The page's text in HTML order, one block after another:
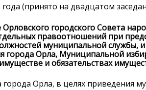
(принято на двадцатом
городского Совета
правоотношений при
муниципальной службы,
города Орла, Муниципальной
и обязательствах
города Орла, в целях приведения